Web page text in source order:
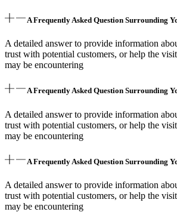
A Frequently Asked Question Surrounding
A detailed answer to provide information
trust with potential customers, or help the
may be encountering
A Frequently Asked Question Surrounding
A detailed answer to provide information
trust with potential customers, or help the
may be encountering
A Frequently Asked Question Surrounding
A detailed answer to provide information
trust with potential customers, or help the
may be encountering